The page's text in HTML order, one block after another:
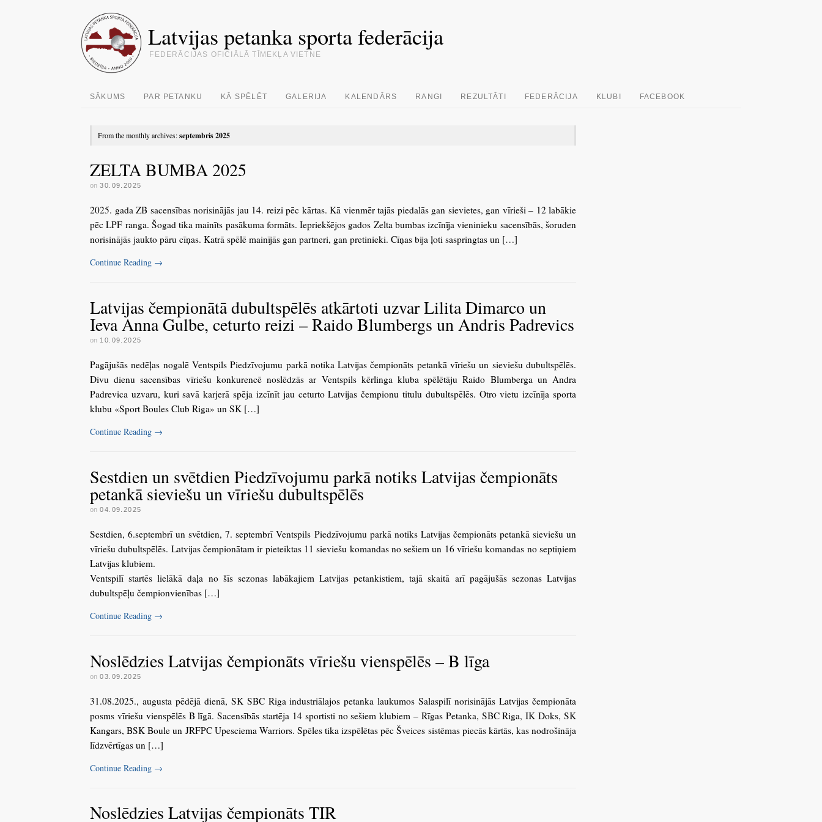
Latvijas petanka sporta federācija
FEDERĀCIJAS OFICIĀLĀ TĪMEKĻA VIETNE
SĀKUMS PAR PETANKU KĀ SPĒLĒT GALERIJA KALENDĀRS RANGI REZULTĀTI FEDERĀCIJA KLUBI FACEBOOK
From the monthly archives:septembris 2025
ZELTA BUMBA 2025
on 30.09.2025
2025. gada ZB sacensības norisinājās jau 14. reizi pēc kārtas. Kā vienmēr tajās piedalās gan sievietes, gan vīrieši – 12 labākie
pēc LPF ranga. Šogad tika mainīts pasākuma formāts. Iepriekšējos gados Zelta bumbas izcīnīja vieninieku sacensībās, šoruden
norisinājās jaukto pāru cīņas. Katrā spēlē mainījās gan partneri, gan pretinieki. Cīņas bija ļoti saspringtas un […]
Continue Reading →
Latvijas čempionātā dubultspēlēs atkārtoti uzvar Lilita Dimarco un
Ieva Anna Gulbe, ceturto reizi – Raido Blumbergs un Andris Padrevics
on 10.09.2025
Pagājušās nedēļas nogalē Ventspils Piedzīvojumu parkā notika Latvijas čempionāts petankā vīriešu un sieviešu dubultspēlēs.
Divu dienu sacensības vīriešu konkurencē noslēdzās ar Ventspils kērlinga kluba spēlētāju Raido Blumberga un Andra
Padrevica uzvaru, kuri savā karjerā spēja izcīnīt jau ceturto Latvijas čempionu titulu dubultspēlēs. Otro vietu izcīnīja sporta
klubu «Sport Boules Club Riga» un SK […]
Continue Reading →
Sestdien un svētdien Piedzīvojumu parkā notiks Latvijas čempionāts
petankā sieviešu un vīriešu dubultspēlēs
on 04.09.2025
Sestdien, 6.septembrī un svētdien, 7. septembrī Ventspils Piedzīvojumu parkā notiks Latvijas čempionāts petankā sieviešu un
vīriešu dubultspēlēs. Latvijas čempionātam ir pieteiktas 11 sieviešu komandas no sešiem un 16 vīriešu komandas no septiņiem
Latvijas klubiem.
Ventspilī startēs lielākā daļa no šīs sezonas labākajiem Latvijas petankistiem, tajā skaitā arī pagājušās sezonas Latvijas
dubultspēļu čempionvienības […]
Continue Reading →
Noslēdzies Latvijas čempionāts vīriešu vienspēlēs – B līga
on 03.09.2025
31.08.2025., augusta pēdējā dienā, SK SBC Riga industriālajos petanka laukumos Salaspilī norisinājās Latvijas čempionāta
posms vīriešu vienspēlēs B līgā. Sacensībās startēja 14 sportisti no sešiem klubiem – Rīgas Petanka, SBC Riga, IK Doks, SK
Kangars, BSK Boule un JRFPC Upesciema Warriors. Spēles tika izspēlētas pēc Šveices sistēmas piecās kārtās, kas nodrošināja
līdzvērtīgas un […]
Continue Reading →
Noslēdzies Latvijas čempionāts TIR